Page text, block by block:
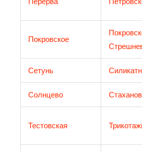
Покровское
Сетунь
Солнцево
Тестовская